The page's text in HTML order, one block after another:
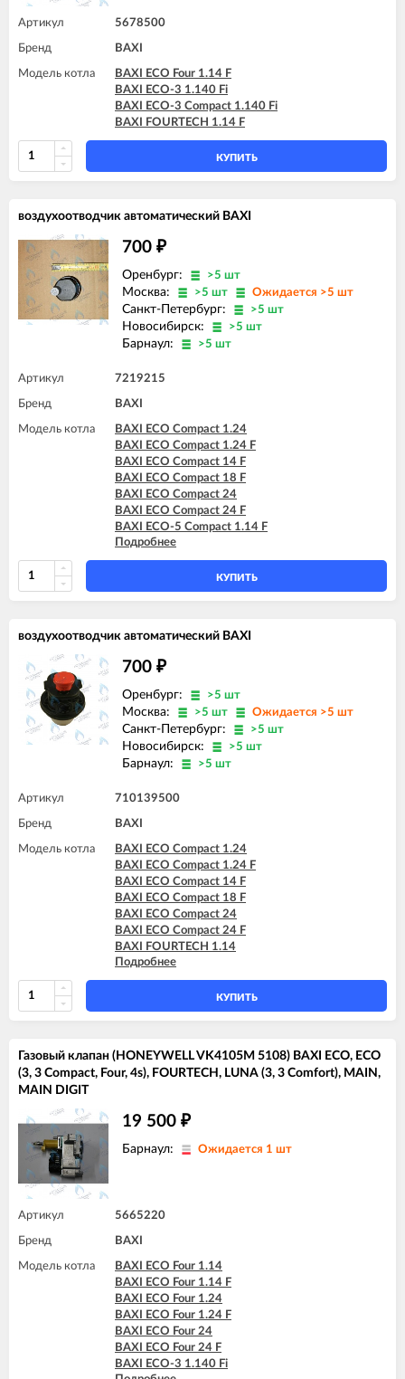
Артикул 5678500
Бренд BAXI
Модель котла
BAXI ECO Four 1.14 F
BAXI ECO-3 1.140 Fi
BAXI ECO-3 Compact 1.140 Fi
BAXI FOURTECH 1.14 F
КУПИТЬ
воздухоотводчик автоматический BAXI
700 ₽
Оренбург: >5 шт
Москва: >5 шт Ожидается >5 шт
Санкт-Петербург: >5 шт
Новосибирск: >5 шт
Барнаул: >5 шт
Артикул 7219215
Бренд BAXI
Модель котла
BAXI ECO Compact 1.24
BAXI ECO Compact 1.24 F
BAXI ECO Compact 14 F
BAXI ECO Compact 18 F
BAXI ECO Compact 24
BAXI ECO Compact 24 F
BAXI ECO-5 Compact 1.14 F
BAXI ECO-5 Compact 1.24
BAXI ECO-5 Compact 14 F
BAXI ECO-5 Compact 18 F
BAXI ECO-5 Compact 24
BAXI FOURTECH 1.14
BAXI FOURTECH 1.14 F
BAXI FOURTECH 1.24
BAXI FOURTECH 1.24 F
BAXI FOURTECH 24 (CSB)
BAXI FOURTECH 24 (CSR)
BAXI FOURTECH 24 F (CSB)
BAXI FOURTECH 24 F (CSR)
BAXI MAIN Four 18 F (серая панель)
BAXI MAIN Four 240 F (белая панель)
BAXI MAIN-5 14 F
BAXI MAIN-5 24 F
Подробнее
КУПИТЬ
воздухоотводчик автоматический BAXI
700 ₽
Оренбург: >5 шт
Москва: >5 шт Ожидается >5 шт
Санкт-Петербург: >5 шт
Новосибирск: >5 шт
Барнаул: >5 шт
Артикул 710139500
Бренд BAXI
Модель котла
BAXI ECO Compact 1.24
BAXI ECO Compact 1.24 F
BAXI ECO Compact 14 F
BAXI ECO Compact 18 F
BAXI ECO Compact 24
BAXI ECO Compact 24 F
BAXI FOURTECH 1.14
BAXI FOURTECH 1.14 F
BAXI FOURTECH 1.24
BAXI FOURTECH 1.24 F
BAXI FOURTECH 24 (CSB)
BAXI FOURTECH 24 F (CSR)
BAXI MAIN Four 18 F (серая панель)
BAXI MAIN-5 24 F
Подробнее
КУПИТЬ
Газовый клапан (HONEYWELL VK4105M 5108) BAXI ECO, ECO
(3, 3 Compact, Four, 4s), FOURTECH, LUNA (3, 3 Comfort), MAIN,
MAIN DIGIT
19 500 ₽
Барнаул: Ожидается 1 шт
Артикул 5665220
Бренд BAXI
Модель котла
BAXI ECO Four 1.14
BAXI ECO Four 1.14 F
BAXI ECO Four 1.24
BAXI ECO Four 1.24 F
BAXI ECO Four 24
BAXI ECO Four 24 F
BAXI ECO-3 1.140 Fi